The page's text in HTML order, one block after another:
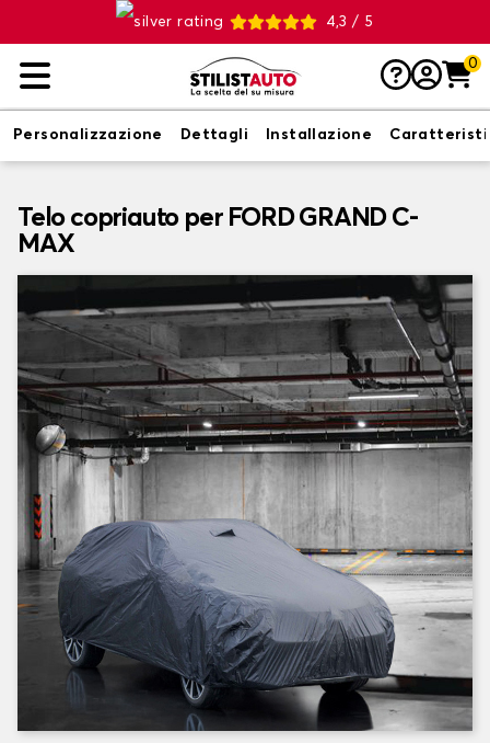
4,3 / 5
0
Personalizzazione Dettagli Installazione
Telo copriauto per FORD GRAND C-
MAX